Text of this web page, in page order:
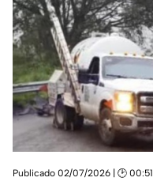
Publicado 02/07/2026 | 🕑 00:51